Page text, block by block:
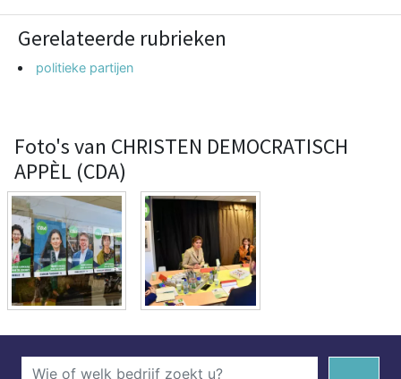
Gerelateerde rubrieken
politieke partijen
Foto's van CHRISTEN DEMOCRATISCH
APPÈL (CDA)